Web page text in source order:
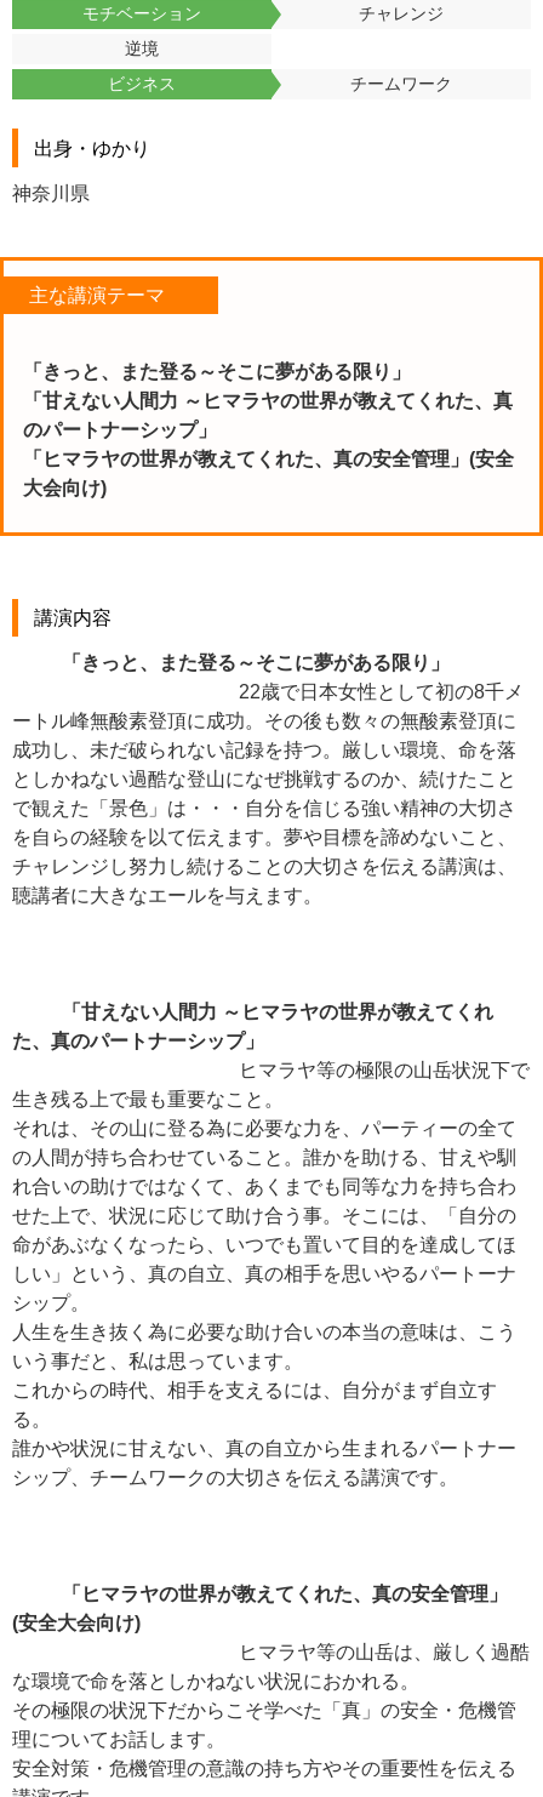
モチベーション
チャレンジ
逆境
ビジネス
チームワーク
出身・ゆかり
神奈川県
主な講演テーマ
「きっと、また登る～そこに夢がある限り」
「甘えない人間力 ～ヒマラヤの世界が教えてくれた、真
のパートナーシップ」
「ヒマラヤの世界が教えてくれた、真の安全管理」(安全
大会向け)
講演内容
「きっと、また登る～そこに夢がある限り」
22歳で日本女性として初の8千メ
ートル峰無酸素登頂に成功。その後も数々の無酸素登頂に
成功し、未だ破られない記録を持つ。厳しい環境、命を落
としかねない過酷な登山になぜ挑戦するのか、続けたこと
で観えた「景色」は・・・自分を信じる強い精神の大切さ
を自らの経験を以て伝えます。夢や目標を諦めないこと、
チャレンジし努力し続けることの大切さを伝える講演は、
聴講者に大きなエールを与えます。
「甘えない人間力 ～ヒマラヤの世界が教えてくれ
た、真のパートナーシップ」
ヒマラヤ等の極限の山岳状況下で
生き残る上で最も重要なこと。
それは、その山に登る為に必要な力を、パーティーの全て
の人間が持ち合わせていること。誰かを助ける、甘えや馴
れ合いの助けではなくて、あくまでも同等な力を持ち合わ
せた上で、状況に応じて助け合う事。そこには、「自分の
命があぶなくなったら、いつでも置いて目的を達成してほ
しい」という、真の自立、真の相手を思いやるパートーナ
シップ。
人生を生き抜く為に必要な助け合いの本当の意味は、こう
いう事だと、私は思っています。
これからの時代、相手を支えるには、自分がまず自立す
る。
誰かや状況に甘えない、真の自立から生まれるパートナー
シップ、チームワークの大切さを伝える講演です。
「ヒマラヤの世界が教えてくれた、真の安全管理」
(安全大会向け)
ヒマラヤ等の山岳は、厳しく過酷
な環境で命を落としかねない状況におかれる。
その極限の状況下だからこそ学べた「真」の安全・危機管
理についてお話します。
安全対策・危機管理の意識の持ち方やその重要性を伝える